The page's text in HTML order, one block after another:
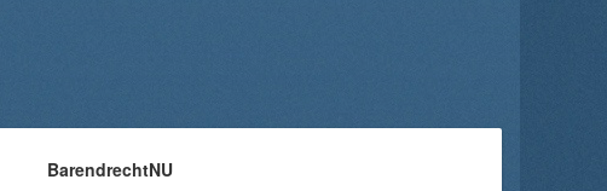
BarendrechtNU